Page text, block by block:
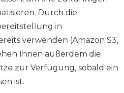
Durch die
in
verwenden (Amazon S3,
Ihnen außerdem die
zur Verfügung, sobald ein
ist.